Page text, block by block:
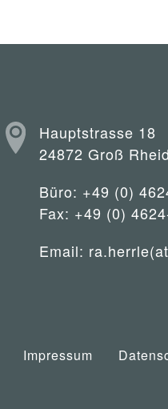
Hauptstrasse 18
24872 Groß
Büro: +49 (0)
Fax: +49 (0)
Email:
Impressum